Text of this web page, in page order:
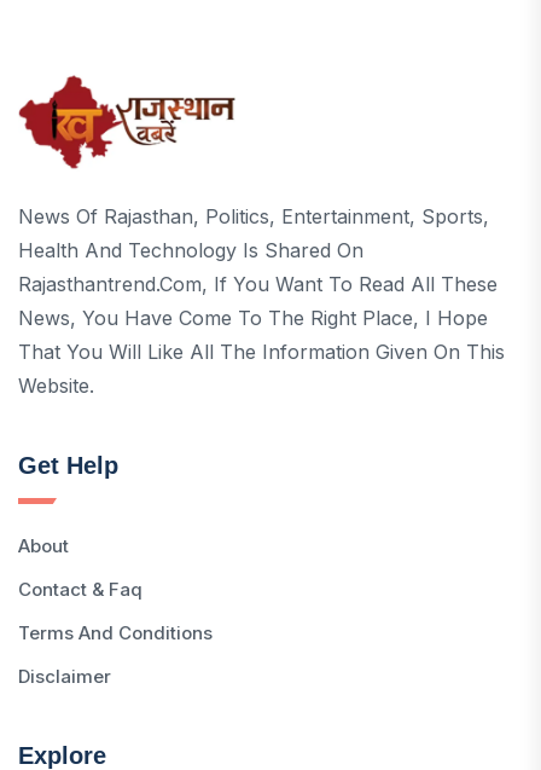
News Of Rajasthan, Politics, Entertainment, Sports,
Health And Technology Is Shared On
Rajasthantrend.com, If You Want To Read All These
News, You Have Come To The Right Place, I Hope
That You Will Like All The Information Given On This
Website.
Get Help
About
Contact & Faq
Terms And Conditions
Disclaimer
Explore